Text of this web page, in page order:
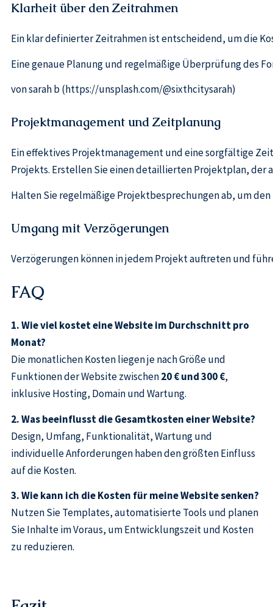
Klarheit über den Zeitrahmen
Ein klar definierter Zeitrahmen ist entscheidend, um die
Eine genaue Planung und regelmäßige Überprüfung des
von sarah b (https://unsplash.com/@sixthcitysarah)
Projektmanagement und Zeitplanung
Ein effektives Projektmanagement und eine sorgfältige
Projekts. Erstellen Sie einen detaillierten Projektplan, der
Halten Sie regelmäßige Projektbesprechungen ab, um
Umgang mit Verzögerungen
Verzögerungen können in jedem Projekt auftreten und
FAQ
1. Wie viel kostet eine Website im Durchschnitt pro
Monat?
Die monatlichen Kosten liegen je nach Größe und
Funktionen der Website zwischen20 € und 300 €,
inklusive Hosting, Domain und Wartung.
2. Was beeinflusst die Gesamtkosten einer Website?
Design, Umfang, Funktionalität, Wartung und
individuelle Anforderungen haben den größten Einfluss
auf die Kosten.
3. Wie kann ich die Kosten für meine Website senken?
Nutzen Sie Templates, automatisierte Tools und planen
Sie Inhalte im Voraus, um Entwicklungszeit und Kosten
zu reduzieren.